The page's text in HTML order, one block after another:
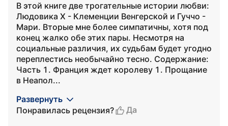
В этой книге две трогательные истории любви:
Людовика X - Клеменции Венгерской и Гуччо -
Мари. Вторые мне более симпатичны, хотя под
конец жалко обе этих пары. Несмотря на
социальные различия, их судьбам будет угодно
переплестись необычайно тесно. Содержание:
Часть 1. Франция ждет королеву 1. Прощание
в Неапол...
Развернуть
Понравилась рецензия?
Да